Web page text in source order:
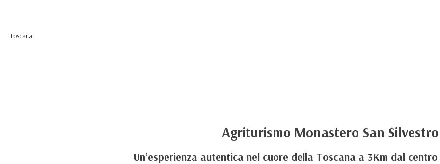
Agriturismo Monastero San Silvestro
Un’esperienza autentica nel cuore della Toscana a 3Km dal